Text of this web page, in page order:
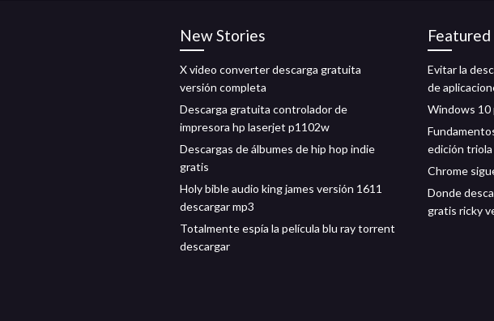
New Stories
X video converter descarga gratuita
versión completa
Descarga gratuita controlador de
impresora hp laserjet p1102w
Descargas de álbumes de hip hop indie
gratis
Holy bible audio king james versión 1611
descargar mp3
Totalmente espía la película blu ray torrent
descargar
Featured
Evitar la
de
Windows 10
edición
Chrome
Donde
gratis ricky